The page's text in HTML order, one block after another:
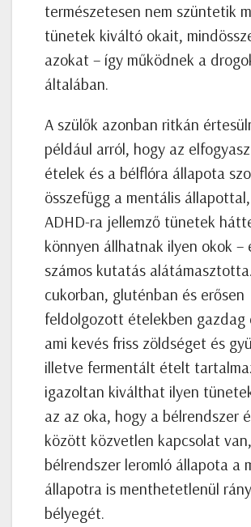
természetesen nem szüntetik
tünetek kiváltó okait,
azokat – így működnek a
általában.
A szülők azonban ritkán
például arról, hogy az
ételek és a bélflóra állapota
összefügg a mentális
ADHD-ra jellemző tünetek
könnyen állhatnak ilyen okok –
számos kutatás
cukorban, gluténban és erősen
feldolgozott ételekben gazdag
ami kevés friss zöldséget és
illetve fermentált ételt
igazoltan kiválthat ilyen
az az oka, hogy a bélrendszer
között közvetlen kapcsolat
bélrendszer leromló állapota a
állapotra is menthetetlenül
bélyegét.